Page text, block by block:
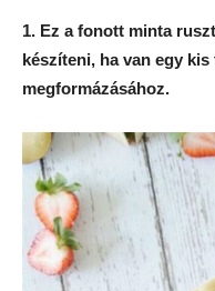
1. Ez a fonott minta
készíteni, ha van egy
megformázásához.